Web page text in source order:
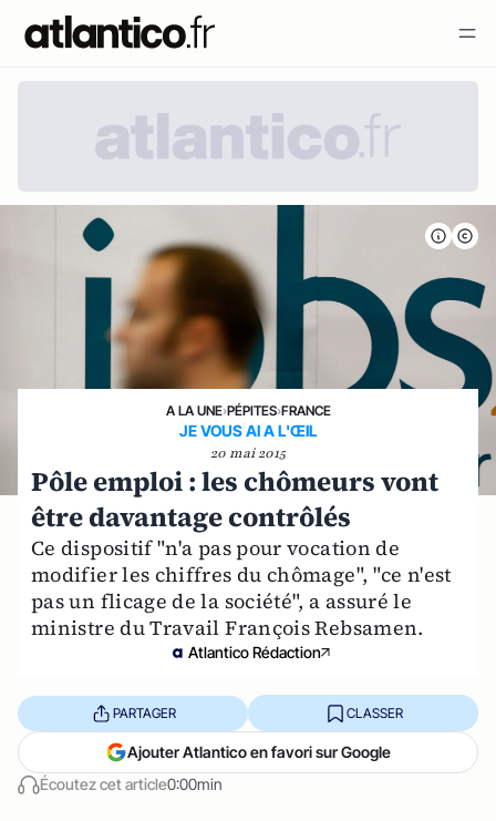
A LA UNE›PÉPITES›FRANCE
JE VOUS AI A L'ŒIL
20 mai 2015
Pôle emploi : les chômeurs vont
être davantage contrôlés
Ce dispositif "n'a pas pour vocation de
modifier les chiffres du chômage", "ce n'est
pas un flicage de la société", a assuré le
ministre du Travail François Rebsamen.
Atlantico Rédaction
Écoutez cet article0:00min
PARTAGER CLASSER
Ajouter Atlantico en favori sur Google